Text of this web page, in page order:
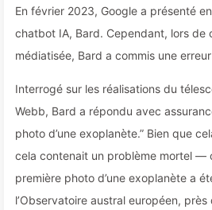
En février 2023, Google a présenté
chatbot IA, Bard. Cependant, lors de
médiatisée, Bard a commis une
Interrogé sur les réalisations du
Webb, Bard a répondu avec
photo d’une exoplanète.” Bien que
cela contenait un problème mortel —
première photo d’une exoplanète a
l’Observatoire austral européen,